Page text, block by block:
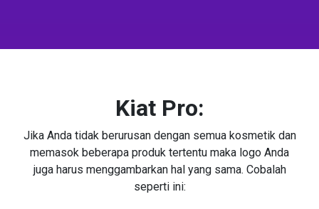
Kiat Pro:
Jika Anda tidak berurusan dengan semua kosmetik dan
memasok beberapa produk tertentu maka logo Anda
juga harus menggambarkan hal yang sama. Cobalah
seperti ini: